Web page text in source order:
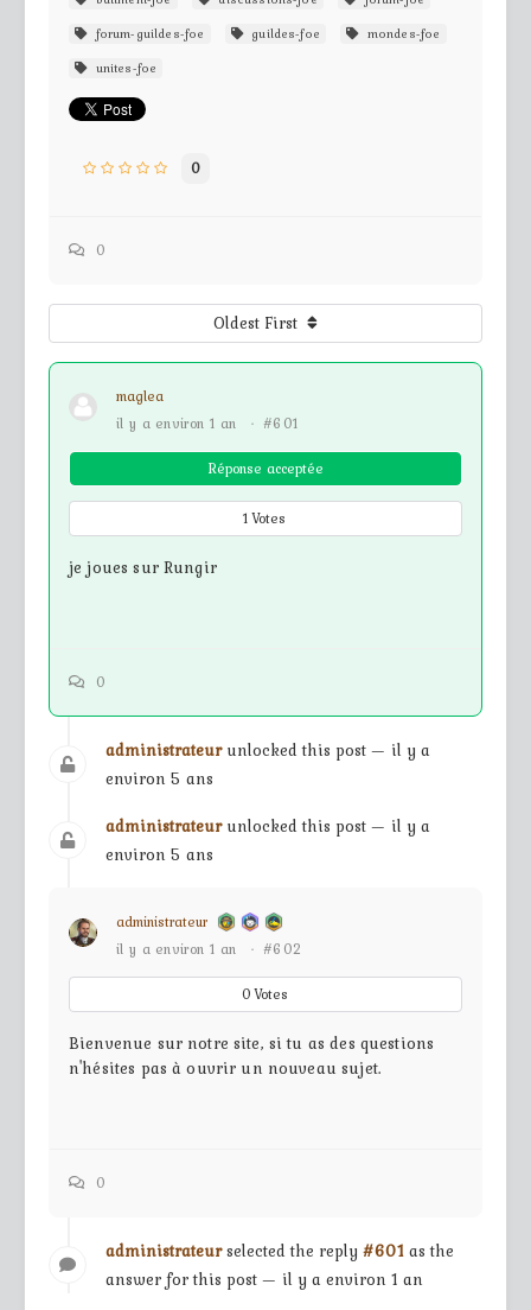
forum-guildes-foe
guildes-foe
mondes-foe
unites-foe
0
0
Oldest First
maglea
il y a environ 1 an
· #601
Réponse acceptée
1Votes
je joues sur Rungir
0
administrateur unlocked this post — il y a
environ 5 ans
administrateur unlocked this post — il y a
environ 5 ans
administrateur
il y a environ 1 an
· #602
0Votes
Bienvenue sur notre site, si tu as des questions
n'hésites pas à ouvrir un nouveau sujet.
0
administrateur selected the reply #601 as the
answer for this post — il y a environ 1 an